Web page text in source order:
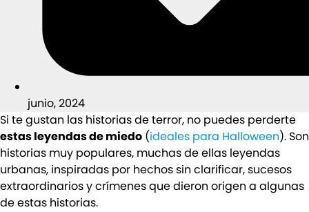
junio, 2024
Si te gustan las historias de terror, no puedes perderte
estas leyendas de miedo (ideales para Halloween). Son
historias muy populares, muchas de ellas leyendas
urbanas, inspiradas por hechos sin clarificar, sucesos
extraordinarios y crímenes que dieron origen a algunas
de estas historias.